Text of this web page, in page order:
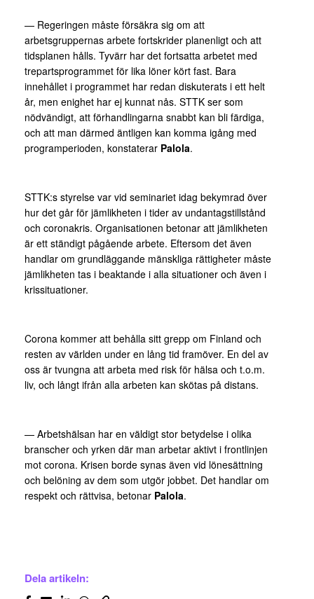
— Regeringen måste försäkra sig om att
arbetsgruppernas arbete fortskrider planenligt och att
tidsplanen hålls. Tyvärr har det fortsatta arbetet med
trepartsprogrammet för lika löner kört fast. Bara
innehållet i programmet har redan diskuterats i ett helt
år, men enighet har ej kunnat nås. STTK ser som
nödvändigt, att förhandlingarna snabbt kan bli färdiga,
och att man därmed äntligen kan komma igång med
programperioden, konstaterar Palola.
STTK:s styrelse var vid seminariet idag bekymrad över
hur det går för jämlikheten i tider av undantagstillstånd
och coronakris. Organisationen betonar att jämlikheten
är ett ständigt pågående arbete. Eftersom det även
handlar om grundläggande mänskliga rättigheter måste
jämlikheten tas i beaktande i alla situationer och även i
krissituationer.
Corona kommer att behålla sitt grepp om Finland och
resten av världen under en lång tid framöver. En del av
oss är tvungna att arbeta med risk för hälsa och t.o.m.
liv, och långt ifrån alla arbeten kan skötas på distans.
— Arbetshälsan har en väldigt stor betydelse i olika
branscher och yrken där man arbetar aktivt i frontlinjen
mot corona. Krisen borde synas även vid lönesättning
och belöning av dem som utgör jobbet. Det handlar om
respekt och rättvisa, betonar Palola.
Dela artikeln: